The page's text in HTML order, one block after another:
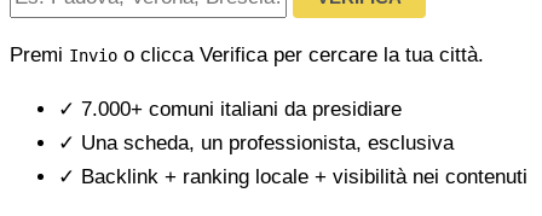
Premi Invio o clicca Verifica per cercare la tua città.
✓ 7.000+ comuni italiani da presidiare
✓ Una scheda, un professionista, esclusiva
✓ Backlink + ranking locale + visibilità nei contenuti